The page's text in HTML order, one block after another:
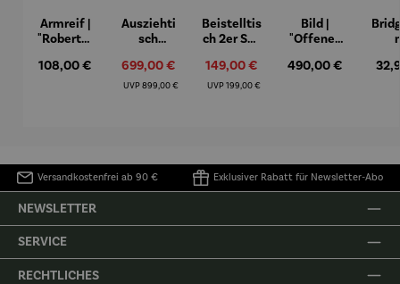
Armreif |
"Roberta"
Mütz
Regulärer Preis:
108,00 €
Ausziehti
sch
m – Valor
Verkaufspreis:
699,00 €
UVP Regulärer Preis:
899,00 €
Beistelltis
ch 2er Set
Verkaufspreis:
149,00 €
UVPRegulärer Preis:
199,00 €
Bild |
"Offenes
Collioure"
Regulärer Preis:
490,00 €
Versandkostenfrei ab 90 € Exklusiver Rabatt für Newsletter-Abo
NEWSLETTER
SERVICE
RECHTLICHES